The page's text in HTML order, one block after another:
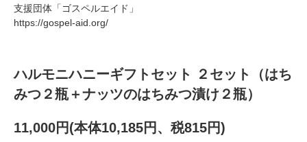
支援団体「ゴスペルエイド」
https://gospel-aid.org/
ハルモニハニーギフトセット ２セット（はち
みつ２瓶＋ナッツのはちみつ漬け２瓶）
11,000円(本体10,185円、税815円)